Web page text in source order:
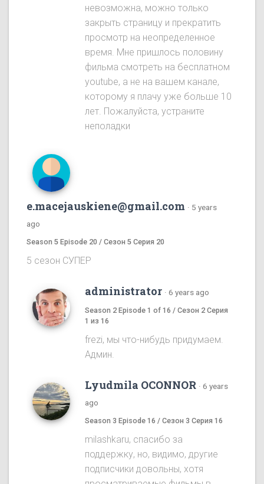
невозможна, можно только
закрыть страницу и прекратить
просмотр на неопределенное
время. Мне пришлось половину
фильма смотреть на бесплатном
youtube, а не на вашем канале,
которому я плачу уже больше 10
лет. Пожалуйста, устраните
неполадки
e.macejauskiene@gmail.com · 5 years
ago
Season 5 Episode 20 / Сезон 5 Серия 20
5 сезон СУПЕР
administrator · 6 years ago
Season 2 Episode 1 of 16 / Сезон 2 Серия
1 из 16
frezi, мы что-нибудь придумаем.
Админ.
Lyudmila OCONNOR · 6 years
ago
Season 3 Episode 16 / Сезон 3 Серия 16
milashkaru, спасибо за
поддержку, но, видимо, другие
подписчики довольны, хотя